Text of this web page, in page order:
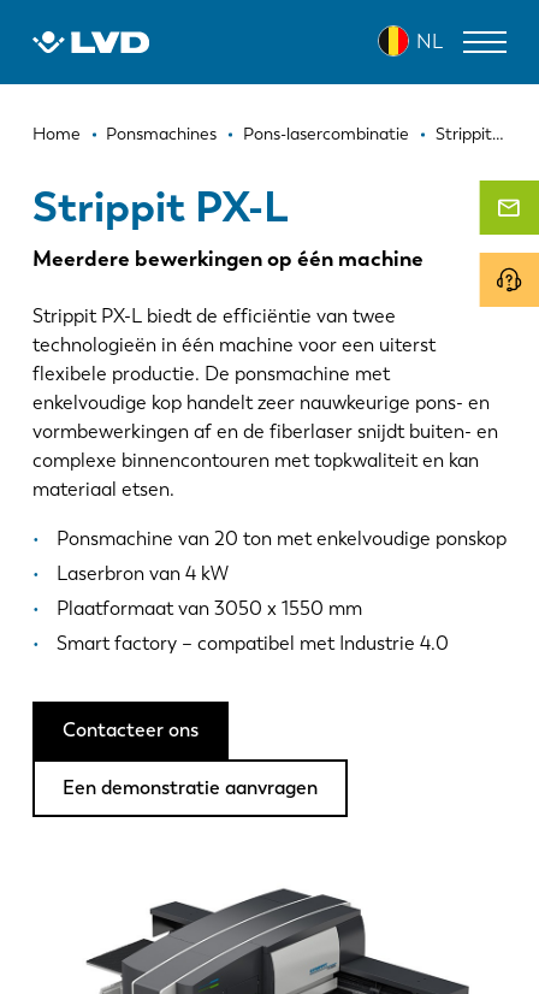
inhoud
NL
Kruimelpad
Home Ponsmachines Pons-lasercombinatie Strippit PX-L
Strippit PX-L
Meerdere bewerkingen op één machine
Strippit PX-L biedt de efficiëntie van twee
technologieën in één machine voor een uiterst
flexibele productie. De ponsmachine met
enkelvoudige kop handelt zeer nauwkeurige pons- en
vormbewerkingen af en de fiberlaser snijdt buiten- en
complexe binnencontouren met topkwaliteit en kan
materiaal etsen.
Ponsmachine van 20 ton met enkelvoudige ponskop
Laserbron van 4 kW
Plaatformaat van 3050 x 1550 mm
Smart factory – compatibel met Industrie 4.0
Contacteer ons
Een demonstratie aanvragen
STRIPPIT PX-L
LASERSNIJMACHINES
PANEELBUIGMACHINES
GUILLOTINESCHAREN
SOFTWARE
CUSTOMER SERVICE
Over LVD
Nieuws
Ontdek LVD
Klantenverhalen
Events
Sectoren en oplossingen